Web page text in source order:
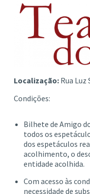
Localização:Rua Luz
Condições:
Bilhete de Amigo
todos os
dos espetáculos
acolhimento, o
entidade acolhida.
Com acesso às
necessidade de